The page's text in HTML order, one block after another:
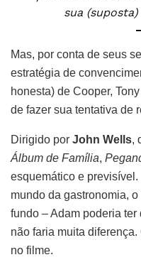
sua
Mas, por conta de seus
estratégia de
honesta) de Cooper,
de fazer sua tentativa de
Dirigido por John Wells,
Álbum de Família,
esquemático e
mundo da gastronomia,
fundo – Adam poderia
não faria muita
no filme.